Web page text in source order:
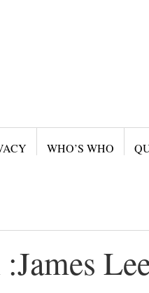
WHO’S WHO